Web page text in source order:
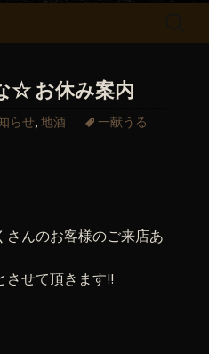
☆ お休み案内
らせ, 地酒
一献うる
さんのお客様のご来店あ
させて頂きます!!